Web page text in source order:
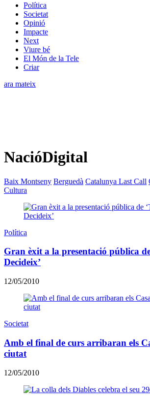
Política
Societat
Opinió
Impacte
Next
Viure bé
El Món de la Tele
Criar
ara mateix
NacióDigital
Baix Montseny Berguedà Catalunya Last Call
Cultura
Política
Gran èxit a la presentació pública
Decideix’
12/05/2010
Societat
Amb el final de curs arribaran els
ciutat
12/05/2010